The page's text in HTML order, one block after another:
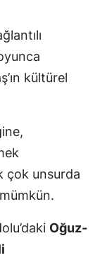
kültürel
çok unsurda
Oğuz-